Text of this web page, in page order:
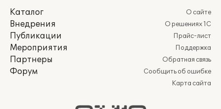
Каталог
Внедрения
Публикации
Мероприятия
Партнеры
Форум
О сайте
О решениях 1С
Прайс-лист
Поддержка
Обратная связь
Сообщить об ошибке
Карта сайта